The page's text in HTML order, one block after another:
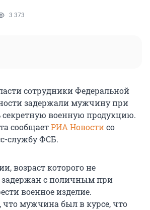
3 373
сотрудники Федеральной
задержали мужчину при
военную продукцию.
сообщаетРИА Новостисо
службу ФСБ.
возраст которого не
задержан с поличным при
военное изделие.
что мужчина был в курсе, что